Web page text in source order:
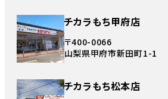
チカラもち甲府店
〒400-0066
山梨県甲府市新田町1-1
チカラもち松本店